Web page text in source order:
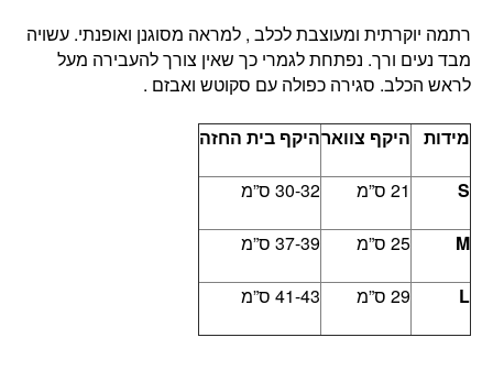
רתמה יוקרתית ומעוצבת לכלב , למראה מסוגנן ואופנתי. עשויה
מבד נעים ורך. נפתחת לגמרי כך שאין צורך להעבירה מעל
לראש הכלב. סגירה כפולה עם סקוטש ואבזם .
מידות היקף צווארהיקף בית החזה
S 21 ס”מ 30-32 ס”מ
M 25 ס”מ 37-39 ס”מ
L 29 ס”מ 41-43 ס”מ